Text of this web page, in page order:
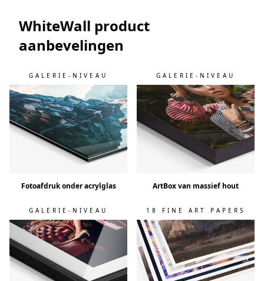
WhiteWall product
aanbevelingen
GALERIE-NIVEAU
Fotoafdruk onder acrylglas
GALERIE-NIVEAU
ArtBox van massief hout
GALERIE-NIVEAU 18 FINE ART PAPERS